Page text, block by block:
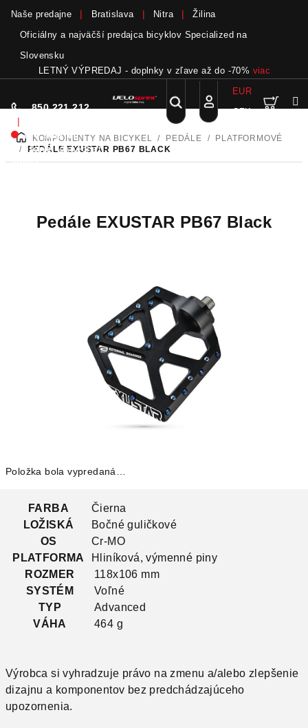
obsah
Naše predajne Bratislava Nitra
Žilina
Oficiálny a najväčší predajca bicyklov Specialized na
Slovensku
LETNÝ VÝPREDAJ - doplnky v zľave až do -70% viac
850 221 212
|
Nie sme pri
telefóne.Zanechať
odkaz
Hľadať
Prihlásenie
EUR
CZK
DOMOVKOMPONENTY NA BICYKEL / PEDÁLE /
PLATFORMOVÉ
/
PEDÁLE EXUSTAR PB67 BLACK
Položka bola vypredaná…
Pedále EXUSTAR PB67 Black
FARBA
Čierna
LOŽISKÁ
Bočné guličkové
OS
Cr-MO
PLATFORMA
Hliníková, výmenné piny
ROZMER
118x106 mm
SYSTÉM
Voľné
TYP
Advanced
VÁHA
464 g
Výrobca si vyhradzuje právo na zmenu a/alebo zlepšenie
dizajnu a komponentov bez predchádzajúceho
upozornenia.